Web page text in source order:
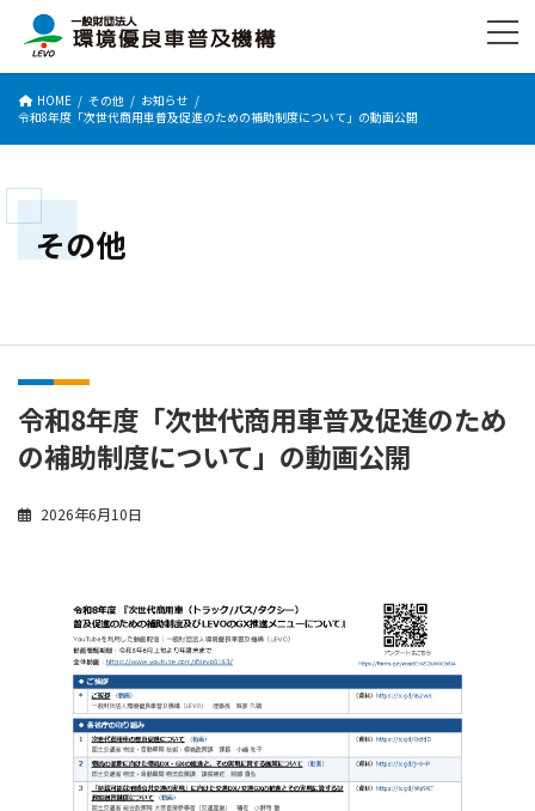
プ
動
HOME その他
お知らせ
令和8年度「次世代商用車普及促進のための補助制度について」の動画公開
その他
令和8年度「次世代商用車普及促進のため
の補助制度について」の動画公開
2026年6月10日